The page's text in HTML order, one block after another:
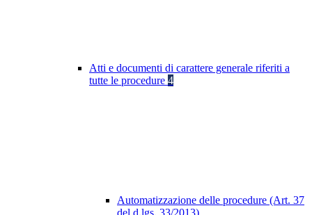
Atti e documenti di carattere generale riferiti a
tutte le procedure 4
Automatizzazione delle procedure (Art. 37